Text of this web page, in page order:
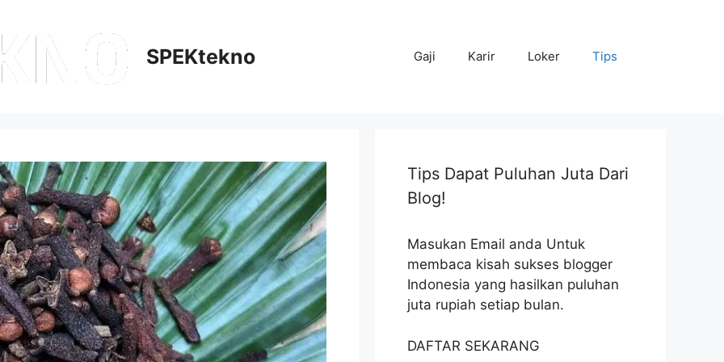
SPEKtekno Gaji Karir Loker Tips
Tips Dapat Puluhan Juta Dari
Blog!
Masukan Email anda Untuk
membaca kisah sukses blogger
Indonesia yang hasilkan puluhan
juta rupiah setiap bulan.
DAFTAR SEKARANG